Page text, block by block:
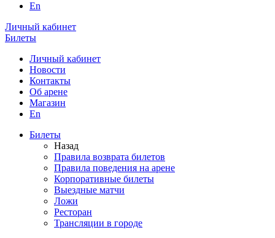
En
Личный кабинет
Билеты
Личный кабинет
Новости
Контакты
Об арене
Магазин
En
Билеты
Назад
Правила возврата билетов
Правила поведения на арене
Корпоративные билеты
Выездные матчи
Ложи
Ресторан
Трансляции в городе